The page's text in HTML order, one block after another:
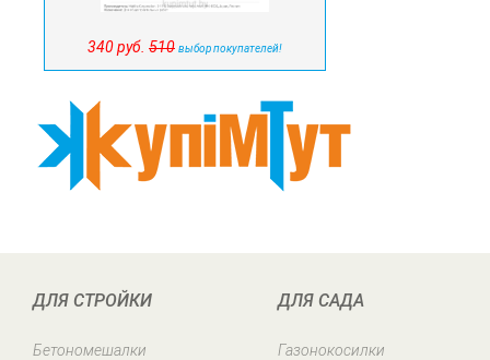
340 руб. 510 выбор покупателей!
ДЛЯ СТРОЙКИ
Бетономешалки
ДЛЯ САДА
Газонокосилки